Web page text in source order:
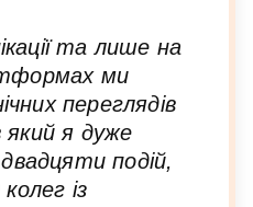
та лише на
ми
переглядів
я дуже
подій,
із